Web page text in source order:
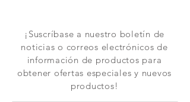
¡Suscríbase a nuestro boletín de
noticias o correos electrónicos de
información de productos para
obtener ofertas especiales y nuevos
productos!